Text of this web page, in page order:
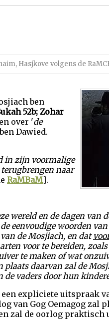
, Hasjkove volgens de
ben
52b; Zohar
over 'de
Dawied.
in zijn voormalige
naar
RaMBaM].
wereld en de dagen van
eenvoudige woorden
de Mosjiach, en datv
voor te bereiden,
te maken ofwat
daarvan zal de
vaders door hun
expliciete uitspraak
van Gog Oemagog zal
zal de oorlog